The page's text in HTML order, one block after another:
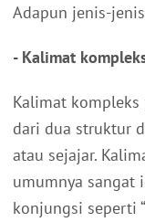
Adapun jenis-
- Kalimat
Kalimat
dari dua struktur
atau sejajar.
umumnya sangat
konjungsi seperti